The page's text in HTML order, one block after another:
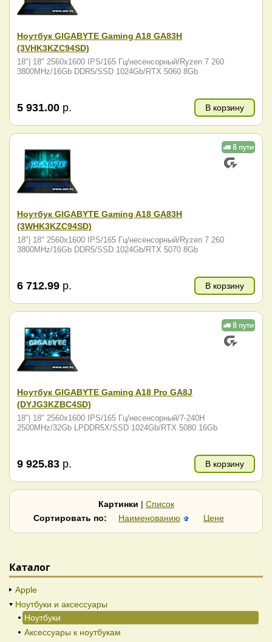
Ноутбук GIGABYTE Gaming A18 GA83H
(3VHK3KZC94SD)
18"| 18" 2560x1600 IPS/165 Гц/несенсорный/Ryzen 7 260
3800MHz/16Gb DDR5/SSD 1024Gb/RTX 5060 8Gb
5 931.00 р. В корзину
Ноутбук GIGABYTE Gaming A18 GA83H
(3WHK3KZC94SD)
18"| 18" 2560x1600 IPS/165 Гц/несенсорный/Ryzen 7 260
3800MHz/16Gb DDR5/SSD 1024Gb/RTX 5070 8Gb
6 712.99 р. В корзину
Ноутбук GIGABYTE Gaming A18 Pro GA8J
(DYJG3KZBC4SD)
18"| 18" 2560x1600 IPS/165 Гц/несенсорный/7-240H
2500MHz/32Gb LPDDR5X/SSD 1024Gb/RTX 5080 16Gb
9 925.83 р. В корзину
Картинки | Список
Сортировать по:
Наименованию Цене
Каталог
Apple
Ноутбуки и аксессуары
Ноутбуки
Аксессуары к ноутбукам